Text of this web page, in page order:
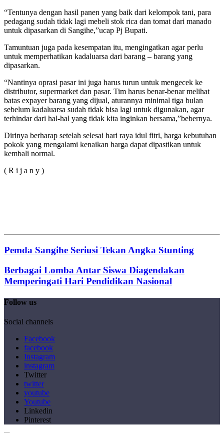
“Tentunya dengan hasil panen yang baik dari kelompok tani, para
pedagang sudah tidak lagi mebeli stok rica dan tomat dari manado
untuk dipasarkan di Sangihe,”ucap Pj Bupati.
Tamuntuan juga pada kesempatan itu, mengingatkan agar perlu
untuk memperhatikan kadaluarsa dari barang – barang yang
dipasarkan.
“Nantinya oprasi pasar ini juga harus turun untuk mengecek ke
distributor, supermarket dan pasar. Tim harus benar-benar melihat
batas expayer barang yang dijual, aturannya minimal tiga bulan
sebelum kadaluarsa sudah tidak bisa lagi untuk digunakan, agar
terhindar dari hal-hal yang tidak kita inginkan bersama,”bebernya.
Dirinya berharap setelah selesai hari raya idul fitri, harga kebutuhan
pokok yang mengalami kenaikan harga dapat dipastikan untuk
kembali normal.
( R i j a n y )
Pemda Sangihe Seriusi Tekan Angka Stunting
Berbagai Lomba Antar Siswa Diagendakan
Memperingati Hari Pendidikan Nasional
Follow us
Social channels
Facebook
facebook
Instagram
instagram
Twitter
twitter
youtube
Youtube
Linkedin
Pinterest